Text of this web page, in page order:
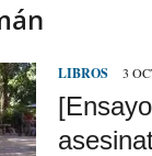
LIBROS 3